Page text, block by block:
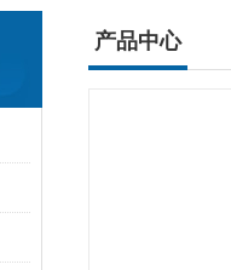
产品中心